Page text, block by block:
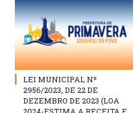
LEI MUNICIPAL Nº
2956/2023, DE 22 DE
DEZEMBRO DE 2023 (LOA